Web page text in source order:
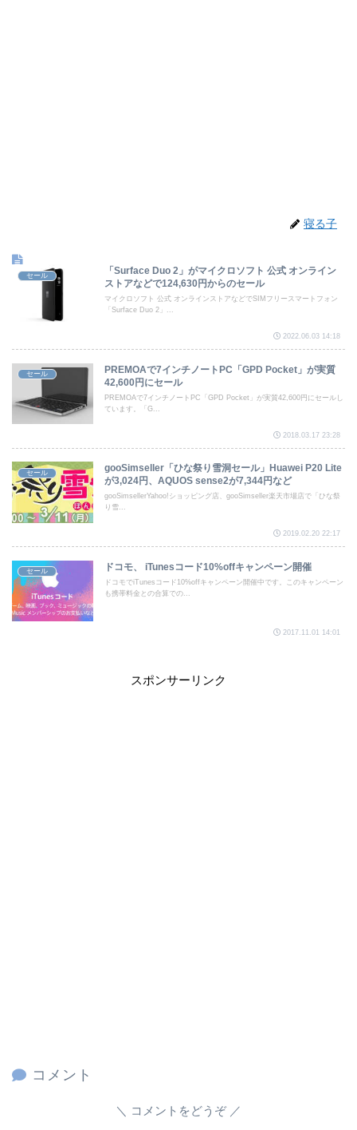
寝る子
セール
「Surface Duo 2」がマイクロソフト 公式 オンライン
ストアなどで124,630円からのセール
マイクロソフト 公式 オンラインストアなどでSIMフリースマートフォン
「Surface Duo 2」...
2022.06.03 14:18
セール
PREMOAで7インチノートPC「GPD Pocket」が実質
42,600円にセール
PREMOAで7インチノートPC「GPD Pocket」が実質42,600円にセールし
ています。「G...
2018.03.17 23:28
セール
gooSimseller「ひな祭り雪洞セール」Huawei P20 Lite
が3,024円、AQUOS sense2が7,344円など
gooSimsellerYahoo!ショッピング店、gooSimseller楽天市場店で「ひな祭
り雪...
2019.02.20 22:17
セール ドコモ、 iTunesコード10%offキャンペーン開催
ドコモでiTunesコード10%offキャンペーン開催中です。このキャンペーン
も携帯料金との合算での...
2017.11.01 14:01
スポンサーリンク
コメント
コメントをどうぞ